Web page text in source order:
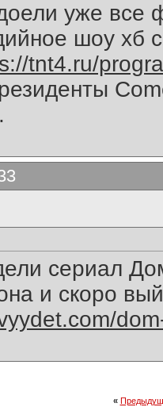
уже все
шоу хб
tnt4.ru/
сериал
и скоро
«